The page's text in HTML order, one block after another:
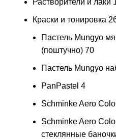
Краски и тонировка
Пастель Mungyo
(поштучно) 70
Пастель Mungyo
PanPastel 4
Schminke Aero
Schminke Aero
стеклянные